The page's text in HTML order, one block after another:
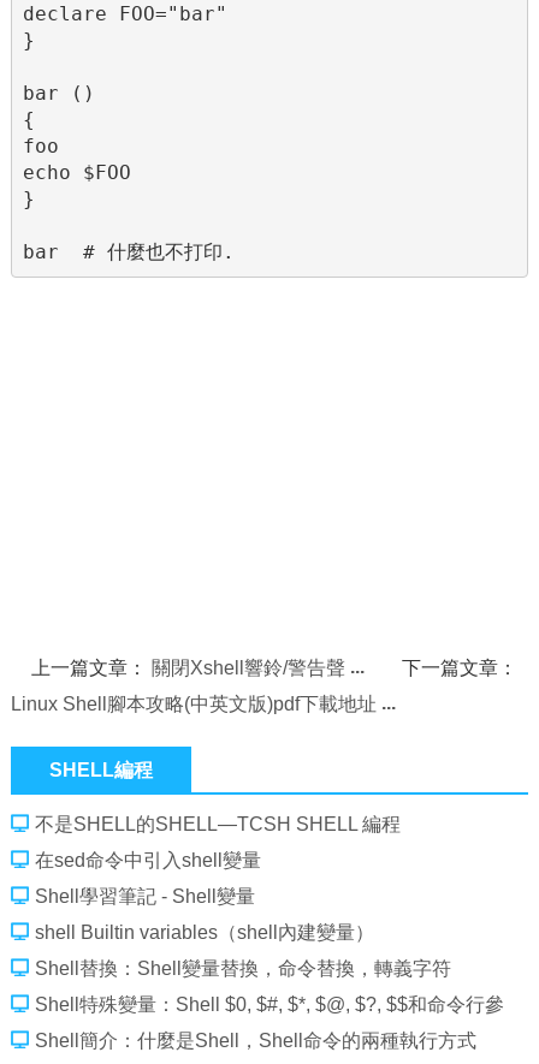
declare FOO="bar"
}
bar ()
{
foo
echo $FOO
}
bar  # 什麼也不打印.
上一篇文章： 關閉Xshell響鈴/警告聲
下一篇文章：
Linux Shell腳本攻略(中英文版)pdf下載地址
SHELL編程
不是SHELL的SHELL—TCSH SHELL 編程
在sed命令中引入shell變量
Shell學習筆記 - Shell變量
shell Builtin variables（shell內建變量）
Shell替換：Shell變量替換，命令替換，轉義字符
Shell特殊變量：Shell $0, $#, $*, $@, $?, $$和命令行參
數
Shell簡介：什麼是Shell，Shell命令的兩種執行方式